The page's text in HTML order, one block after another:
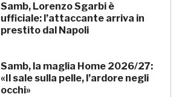
Samb, Lorenzo Sgarbi è
ufficiale: l’attaccante arriva in
prestito dal Napoli
Samb, la maglia Home 2026/27:
«Il sale sulla pelle, l’ardore negli
occhi»